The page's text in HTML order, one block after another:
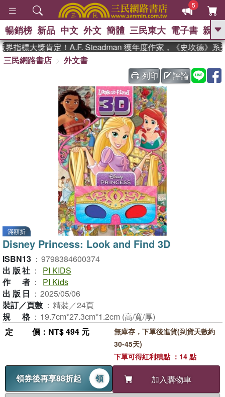
5
GO
、 如果歷史是一群喵 、 暑期
國際布克獎 臺灣漫遊錄 、 方
念華 、 台灣的李登輝時代
孩：黎曼猜想 、 偉大的迷走神經
暢銷榜 新品 中文 外文 簡體 三民東大 電子書 親子
指標大獎肯定！A.F. Steadman 獲年度作家，《史坎德》系
三民網路書店
外文書
列印
評論
滿額折
Disney Princess: Look and Find 3D
ISBN13 ： 9798384600374
出版社 ：
PI KIDS
作者 ：
PI Kids
出版日 ： 2025/05/06
裝訂／頁數 ： 精裝／24頁
規格 ： 19.7cm*27.3cm*1.2cm (高/寬/厚)
定價 ：NT$ 494 元
領券後再享88折起 領 加入購物車
無庫存，下單後進貨(到貨天數約
30-45天)
下單可得紅利積點 ：14 點